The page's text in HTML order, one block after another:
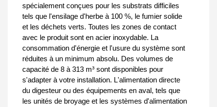
spécialement conçues pour les substrats difficiles
tels que l'ensilage d'herbe à 100 %, le fumier solide
et les déchets verts. Toutes les zones de contact
avec le produit sont en acier inoxydable. La
consommation d'énergie et l'usure du système sont
réduites à un minimum absolu. Des volumes de
capacité de 8 à 313 m³ sont disponibles pour
s'adapter à votre installation. L'alimentation directe
du digesteur ou des équipements en aval, tels que
les unités de broyage et les systèmes d'alimentation